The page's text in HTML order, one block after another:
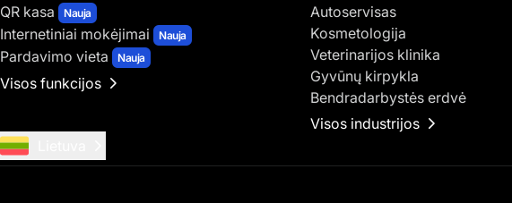
QR kasa
Nauja
Internetiniai mokėjimai Nauja
Pardavimo vieta Nauja
Visos funkcijos
Autoservisas
Kosmetologija
Veterinarijos klinika
Gyvūnų kirpykla
Bendradarbystės erdvė
Visos industrijos